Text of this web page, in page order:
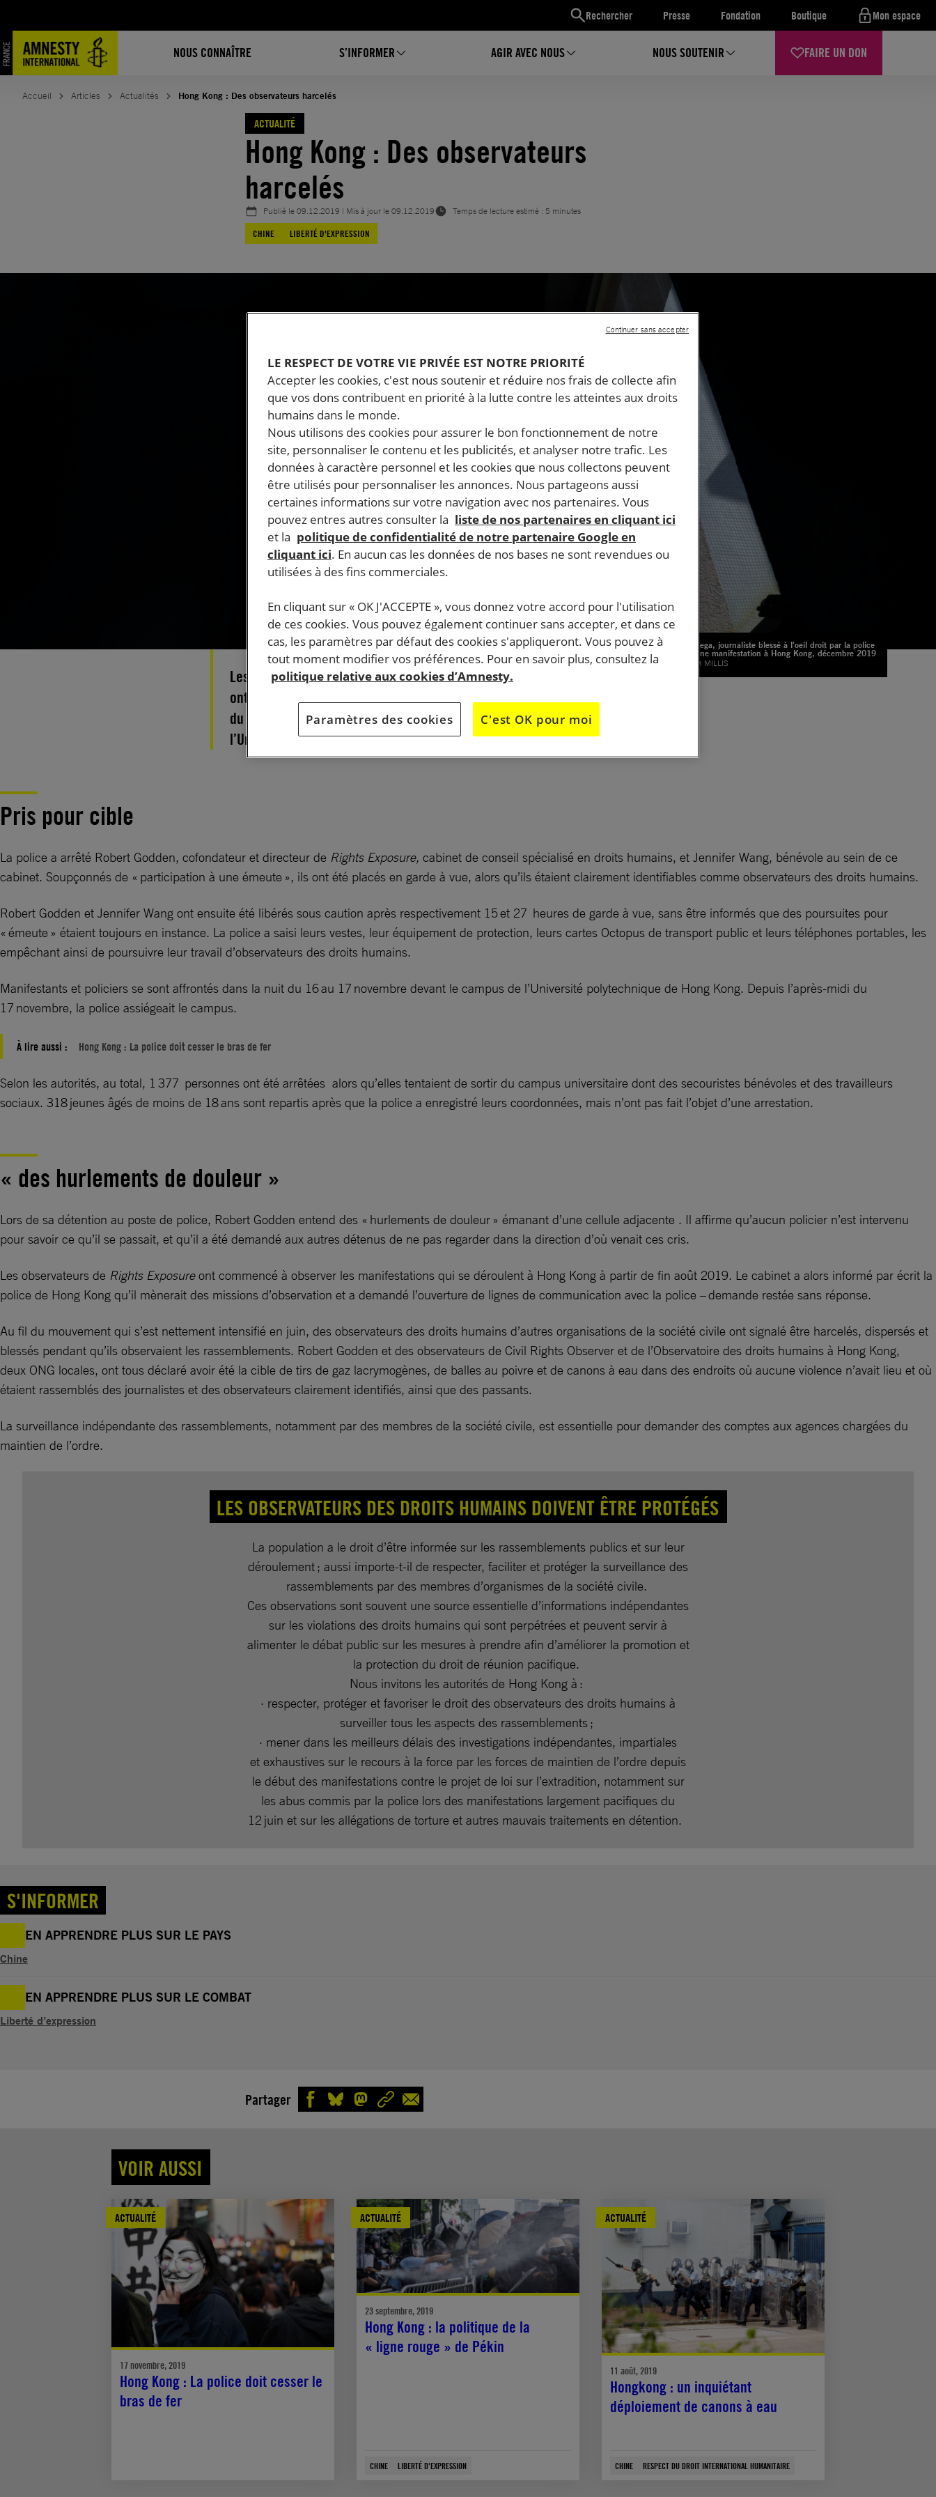
Rechercher Presse Fondation Boutique Mon espace
NOUS CONNAÎTRE S’INFORMER AGIR AVEC NOUS NOUS SOUTENIR FAIRE UN DON
contenu
Accueil Articles Actualités Hong Kong : Des observateurs harcelés
ACTUALITÉ
Hong Kong : Des observateurs
harcelés
Publié le09.12.2019 | Mis à jour le09.12.2019
Temps de lecture estimé : 5 minutes
CHINE
LIBERTÉ D'EXPRESSION
Veby Mega, journaliste blessé à l'oeil droit par la police
lors d'une manifestation à Hong Kong, décembre 2019
© LEAH MILLIS
Les observateurs des droits humains Robert Godden et Jennifer Wang
ont été arrêtés le 18 novembre au matin, alors qu’ils tentaient de sortir
du cordon de police mis en place autour des manifestations à
l’Université polytechnique de Hong Kong.
Pris pour cible
La police a arrêté Robert Godden, cofondateur et directeur de Rights Exposure, cabinet de conseil spécialisé en droits humains, et Jennifer Wang, bénévole au sein de ce
cabinet. Soupçonnés de « participation à une émeute », ils ont été placés en garde à vue, alors qu’ils étaient clairement identifiables comme observateurs des droits humains.
Robert Godden et Jennifer Wang ont ensuite été libérés sous caution après respectivement 15 et 27 heures de garde à vue, sans être informés que des poursuites pour
« émeute » étaient toujours en instance. La police a saisi leurs vestes, leur équipement de protection, leurs cartes Octopus de transport public et leurs téléphones portables, les
empêchant ainsi de poursuivre leur travail d’observateurs des droits humains.
Manifestants et policiers se sont affrontés dans la nuit du 16 au 17 novembre devant le campus de l’Université polytechnique de Hong Kong. Depuis l’après-midi du
17 novembre, la police assiégeait le campus.
À lire aussi : Hong Kong : La police doit cesser le bras de fer
Selon les autorités, au total, 1 377 personnes ont été arrêtées alors qu’elles tentaient de sortir du campus universitaire dont des secouristes bénévoles et des travailleurs
sociaux. 318 jeunes âgés de moins de 18 ans sont repartis après que la police a enregistré leurs coordonnées, mais n’ont pas fait l’objet d’une arrestation.
« des hurlements de douleur »
Lors de sa détention au poste de police, Robert Godden entend des « hurlements de douleur » émanant d’une cellule adjacente . Il affirme qu’aucun policier n’est intervenu
pour savoir ce qu’il se passait, et qu’il a été demandé aux autres détenus de ne pas regarder dans la direction d’où venait ces cris.
Les observateurs de Rights Exposureont commencé à observer les manifestations qui se déroulent à Hong Kong à partir de fin août 2019. Le cabinet a alors informé par écrit la
police de Hong Kong qu’il mènerait des missions d’observation et a demandé l’ouverture de lignes de communication avec la police – demande restée sans réponse.
Au fil du mouvement qui s’est nettement intensifié en juin, des observateurs des droits humains d’autres organisations de la société civile ont signalé être harcelés, dispersés et
blessés pendant qu’ils observaient les rassemblements. Robert Godden et des observateurs de Civil Rights Observer et de l’Observatoire des droits humains à Hong Kong,
deux ONG locales, ont tous déclaré avoir été la cible de tirs de gaz lacrymogènes, de balles au poivre et de canons à eau dans des endroits où aucune violence n’avait lieu et où
étaient rassemblés des journalistes et des observateurs clairement identifiés, ainsi que des passants.
La surveillance indépendante des rassemblements, notamment par des membres de la société civile, est essentielle pour demander des comptes aux agences chargées du
maintien de l’ordre.
LES OBSERVATEURS DES DROITS HUMAINS DOIVENT ÊTRE PROTÉGÉS
La population a le droit d’être informée sur les rassemblements publics et sur leur
déroulement ; aussi importe-t-il de respecter, faciliter et protéger la surveillance des
rassemblements par des membres d’organismes de la société civile.
Ces observations sont souvent une source essentielle d’informations indépendantes
sur les violations des droits humains qui sont perpétrées et peuvent servir à
alimenter le débat public sur les mesures à prendre afin d’améliorer la promotion et
la protection du droit de réunion pacifique.
Nous invitons les autorités de Hong Kong à :
· respecter, protéger et favoriser le droit des observateurs des droits humains à
surveiller tous les aspects des rassemblements ;
· mener dans les meilleurs délais des investigations indépendantes, impartiales
et exhaustives sur le recours à la force par les forces de maintien de l’ordre depuis
le début des manifestations contre le projet de loi sur l’extradition, notamment sur
les abus commis par la police lors des manifestations largement pacifiques du
12 juin et sur les allégations de torture et autres mauvais traitements en détention.
S'INFORMER
EN APPRENDRE PLUS SUR LE PAYS
Chine
EN APPRENDRE PLUS SUR LE COMBAT
Liberté d’expression
Partager
VOIR AUSSI
ACTUALITÉ
17 novembre, 2019
Hong Kong : La police doit cesser le
bras de fer
ACTUALITÉ
23 septembre, 2019
Hong Kong : la politique de la
« ligne rouge » de Pékin
CHINE LIBERTÉ D'EXPRESSION
ACTUALITÉ
11 août, 2019
Hongkong : un inquiétant
déploiement de canons à eau
CHINE RESPECT DU DROIT INTERNATIONAL HUMANITAIRE
LE RESPECT DE VOTRE VIE PRIVÉE EST NOTRE PRIORITÉ
Accepter les cookies, c'est nous soutenir et réduire nos frais de collecte afin
que vos dons contribuent en priorité à la lutte contre les atteintes aux droits
humains dans le monde.
Nous utilisons des cookies pour assurer le bon fonctionnement de notre
site, personnaliser le contenu et les publicités, et analyser notre trafic. Les
données à caractère personnel et les cookies que nous collectons peuvent
être utilisés pour personnaliser les annonces. Nous partageons aussi
certaines informations sur votre navigation avec nos partenaires. Vous
pouvez entres autres consulter la liste de nos partenaires en cliquant ici
et la politique de confidentialité de notre partenaire Google en
cliquant ici. En aucun cas les données de nos bases ne sont revendues ou
utilisées à des fins commerciales.
En cliquant sur « OK J'ACCEPTE », vous donnez votre accord pour l'utilisation
de ces cookies. Vous pouvez également continuer sans accepter, et dans ce
cas, les paramètres par défaut des cookies s'appliqueront. Vous pouvez à
tout moment modifier vos préférences. Pour en savoir plus, consultez la
politique relative aux cookies d’Amnesty.
Paramètres des cookies C'est OK pour moi
Continuer sans accepter